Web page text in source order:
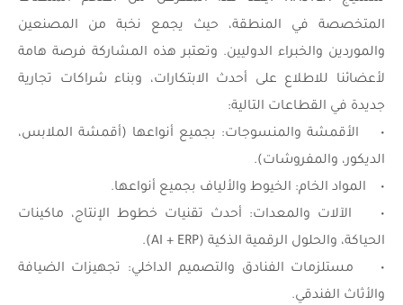
المتخصصة في المنطقة، حيث يجمع نخبة من المصنعين
والموردين والخبراء الدوليين. وتعتبر هذه المشاركة فرصة هامة
لأعضائنا للاطلاع على أحدث الابتكارات، وبناء شراكات تجارية
جديدة في القطاعات التالية:
• الأقمشة والمنسوجات: بجميع أنواعها (أقمشة الملابس،
الديكور، والمفروشات).
• المواد الخام: الخيوط والألياف بجميع أنواعها.
• الآلات والمعدات: أحدث تقنيات خطوط الإنتاج، ماكينات
الحياكة، والحلول الرقمية الذكية (AI + ERP).
• مستلزمات الفنادق والتصميم الداخلي: تجهيزات الضيافة
والأثاث الفندقي.